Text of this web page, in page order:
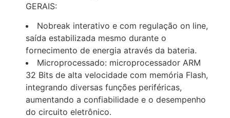
GERAIS:
Nobreak interativo e com regulação on line,
saída estabilizada mesmo durante o
fornecimento de energia através da bateria.
Microprocessado: microprocessador ARM
32 Bits de alta velocidade com memória Flash,
integrando diversas funções periféricas,
aumentando a confiabilidade e o desempenho
do circuito eletrônico.